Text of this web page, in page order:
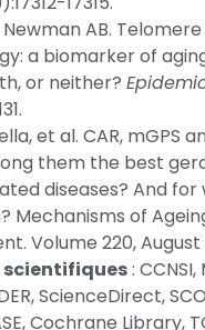
Newman AB.
a biomarker of
or neither?
et al. CAR, mGPS
them the best
diseases? And for
Mechanisms of
Volume 220, August
scientifiques: CCNSI,
ScienceDirect,
Cochrane Library,